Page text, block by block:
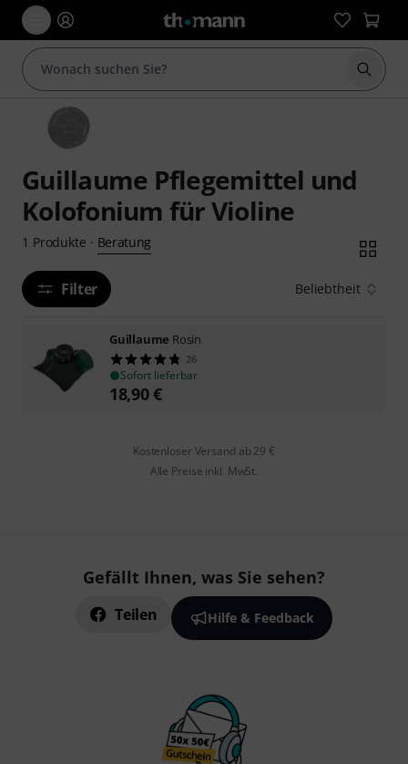
Suche
Guillaume Pflegemittel und
Kolofonium für Violine
1 Produkte · Beratung
Filter Beliebtheit
Guillaume Rosin
26
Sofort lieferbar
18,90€
Kostenloser Versand ab 29 €
Alle Preise inkl. MwSt.
Gefällt Ihnen, was Sie sehen?
Teilen Hilfe & Feedback